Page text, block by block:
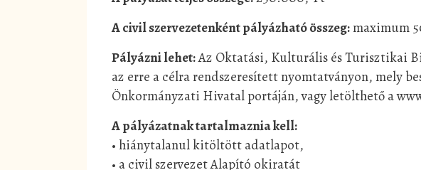
A civil szervezetenként pályázható összeg: maximum
Pályázni lehet:Az Oktatási, Kulturális és Turisztikai
az erre a célra rendszeresített nyomtatványon, mely
Önkormányzati Hivatal portáján, vagy letölthető a
A pályázatnak tartalmaznia kell:
• hiánytalanul kitöltött adatlapot,
• a civil szervezet Alapító okiratát